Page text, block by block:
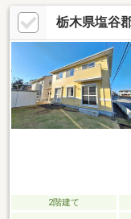
車で約９分◆敷地内に
戸水の使い分けがで
り、天窓付きです。明
お子様の成長に合わ
の離れはフローリン
合わせて利用できます
栃木県塩谷
2階建て